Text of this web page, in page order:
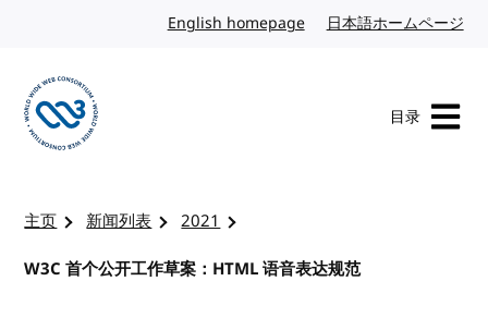
English homepage英文日本語ホームページ
目录
主页 新闻列表
2021
W3C 首个公开工作草案：HTML 语音表达规范